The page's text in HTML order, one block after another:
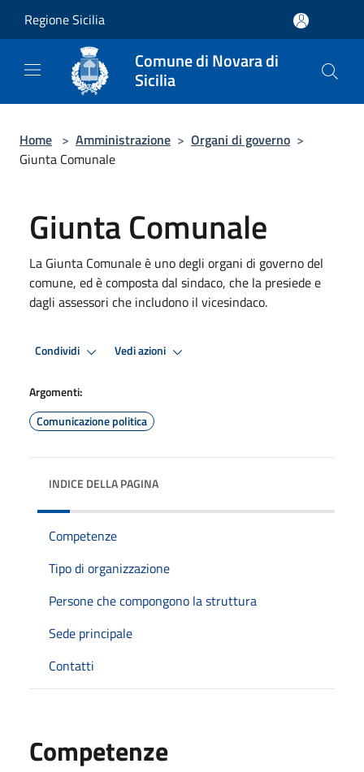
Regione Sicilia
Comune di Novara di
Sicilia
Home > Amministrazione > Organi di governo >
Giunta Comunale
Giunta Comunale
La Giunta Comunale è uno degli organi di governo del
comune, ed è composta dal sindaco, che la presiede e
dagli assessori che includono il vicesindaco.
Condividi Vedi azioni
Argomenti:
Comunicazione politica
INDICE DELLA PAGINA
Competenze
Tipo di organizzazione
Persone che compongono la struttura
Sede principale
Contatti
Competenze